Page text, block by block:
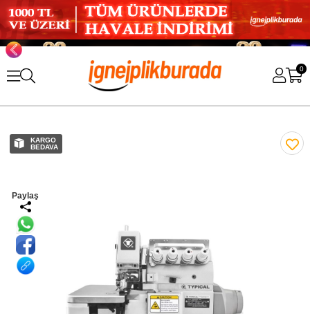
0
KARGO
BEDAVA
Paylaş